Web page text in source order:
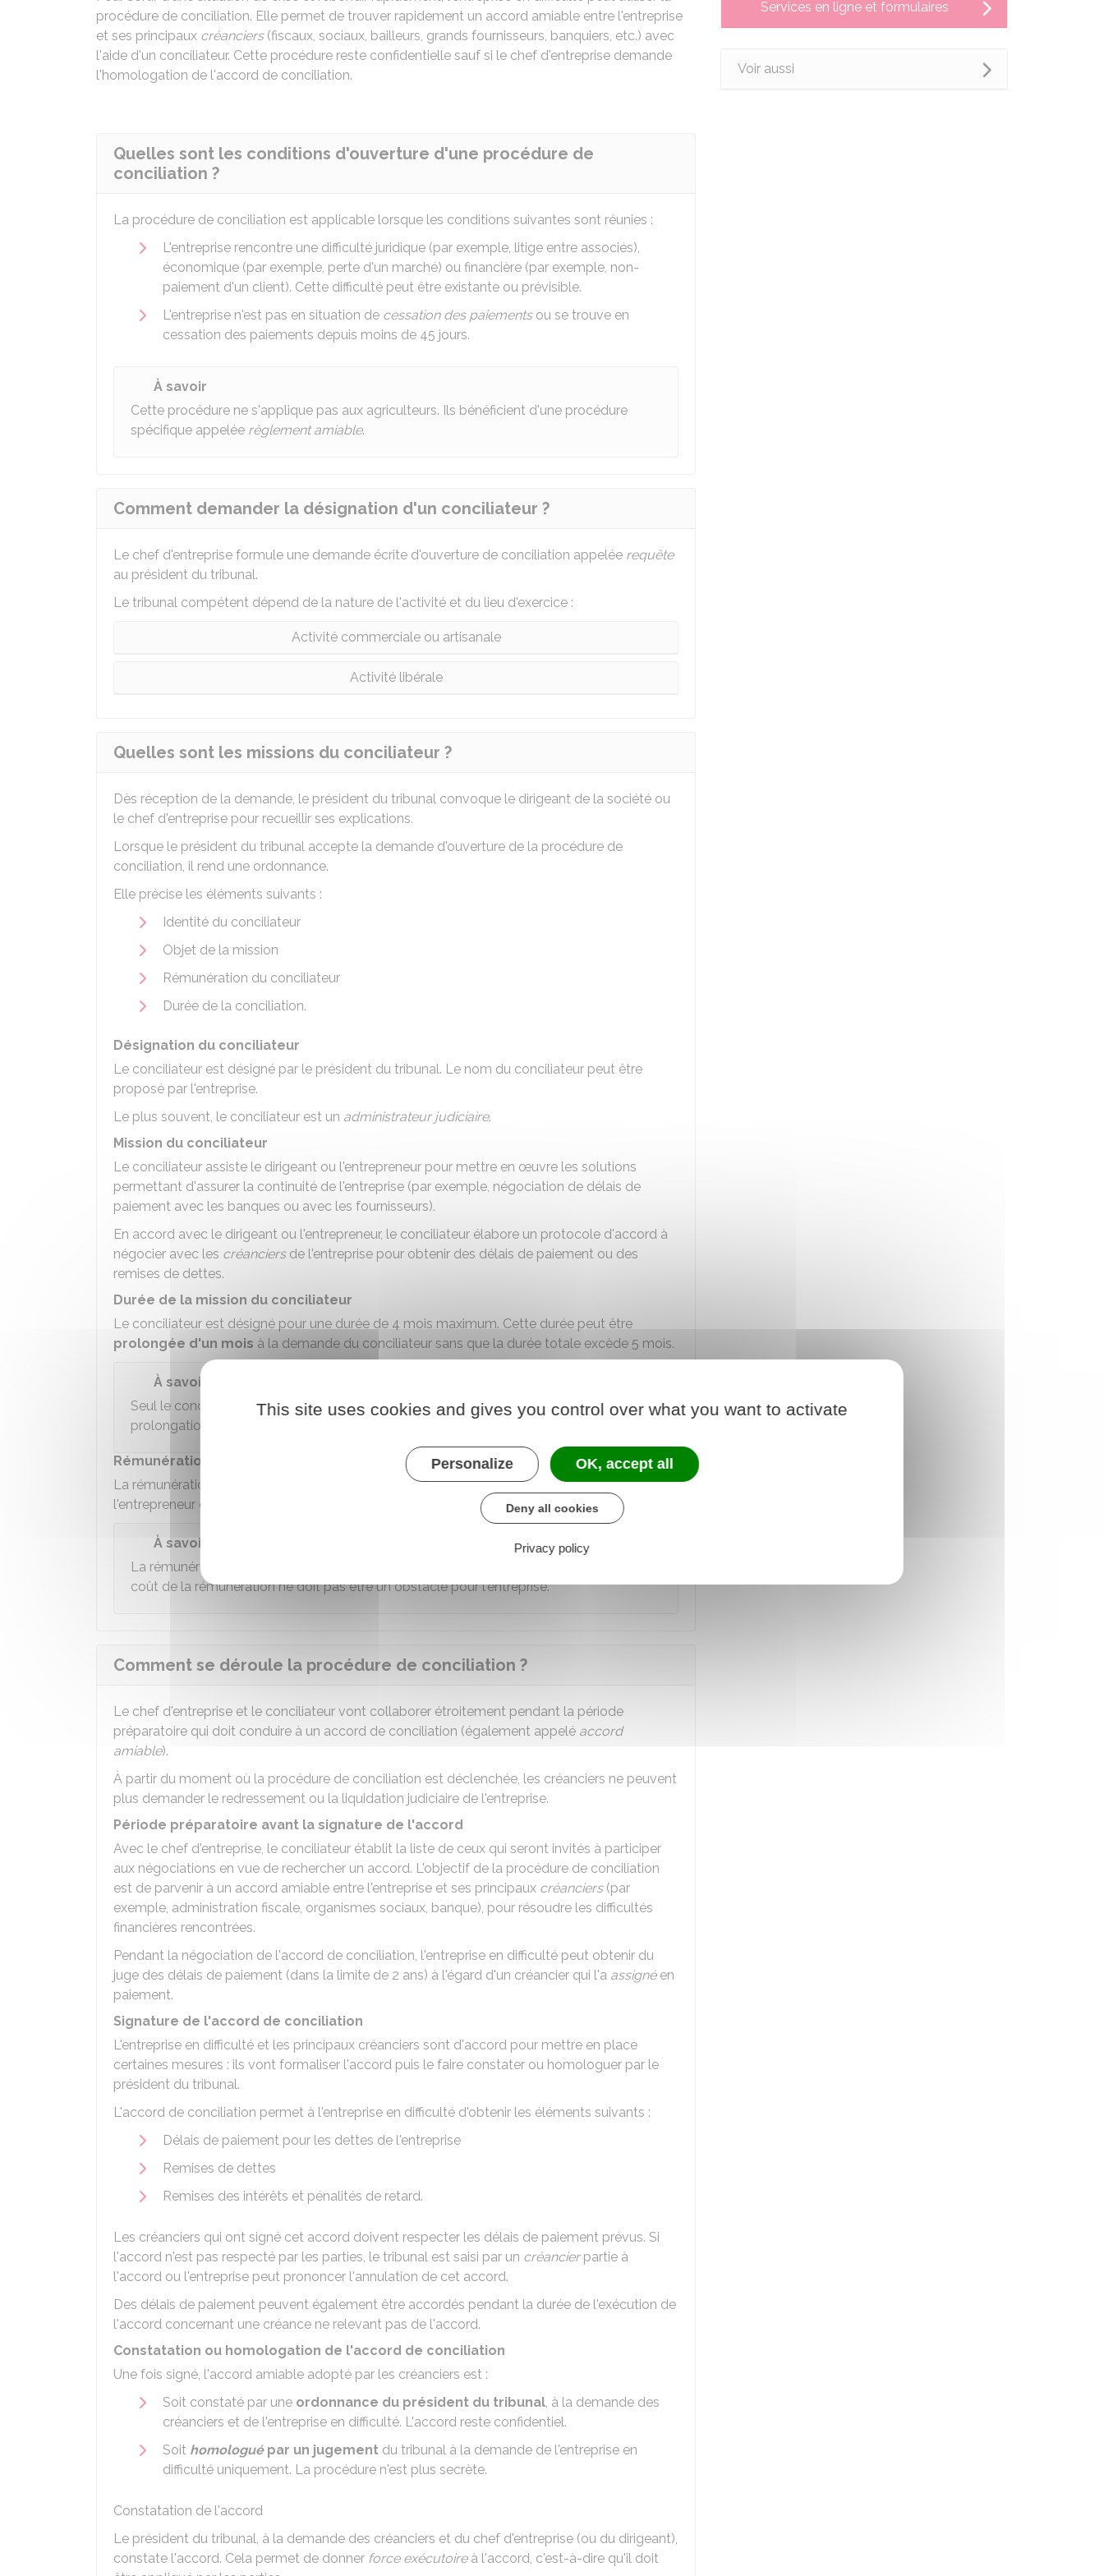
procédure de conciliation. Elle permet de trouver rapidement un accord amiable entre l'entreprise
et ses principaux créanciers(fiscaux, sociaux, bailleurs, grands fournisseurs, banquiers, etc.) avec
l'aide d'un conciliateur. Cette procédure reste confidentielle sauf si le chef d'entreprise demande
l'homologation de l'accord de conciliation.
Quelles sont les conditions d'ouverture d'une procédure de
conciliation ?
La procédure de conciliation est applicable lorsque les conditions suivantes sont réunies :
L'entreprise rencontre une difficulté juridique (par exemple, litige entre associés),
économique (par exemple, perte d'un marché) ou financière (par exemple, non-
paiement d'un client). Cette difficulté peut être existante ou prévisible.
L'entreprise n'est pas en situation de cessation des paiementsou se trouve en
cessation des paiements depuis moins de 45 jours.
À savoir
Cette procédure ne s'applique pas aux agriculteurs. Ils bénéficient d'une procédure
spécifique appelée règlement amiable.
Comment demander la désignation d'un conciliateur ?
Le chef d'entreprise formule une demande écrite d'ouverture de conciliation appelée requête
au président du tribunal.
Le tribunal compétent dépend de la nature de l'activité et du lieu d'exercice :
Activité commerciale ou artisanale
Activité libérale
Quelles sont les missions du conciliateur ?
Dès réception de la demande, le président du tribunal convoque le dirigeant de la société ou
le chef d'entreprise pour recueillir ses explications.
Lorsque le président du tribunal accepte la demande d'ouverture de la procédure de
conciliation, il rend une ordonnance.
Elle précise les éléments suivants :
Identité du conciliateur
Objet de la mission
Rémunération du conciliateur
Durée de la conciliation.
Désignation du conciliateur
Le conciliateur est désigné par le président du tribunal. Le nom du conciliateur peut être
proposé par l'entreprise.
Le plus souvent, le conciliateur est un administrateur judiciaire.
Mission du conciliateur
Le conciliateur assiste le dirigeant ou l'entrepreneur pour mettre en œuvre les solutions
permettant d'assurer la continuité de l'entreprise (par exemple, négociation de délais de
paiement avec les banques ou avec les fournisseurs).
En accord avec le dirigeant ou l'entrepreneur, le conciliateur élabore un protocole d'accord à
négocier avec les créanciersde l'entreprise pour obtenir des délais de paiement ou des
remises de dettes.
Durée de la mission du conciliateur
Le conciliateur est désigné pour une durée de 4 mois maximum. Cette durée peut être
prolongée d'un mois à la demande du conciliateur sans que la durée totale excède 5 mois.
À savoir
Seul le conciliateur a la possibilité de demander au président du tribunal une
prolongation de sa mission.
Rémunération du conciliateur
La rémunération du conciliateur est à la charge de l'entreprise. Elle est fixée en accord avec
l'entrepreneur ou le dirigeant.
À savoir
La rémunération du conciliateur est établie en fonction de la taille de l'entreprise. Le
coût de la rémunération ne doit pas être un obstacle pour l'entreprise.
Comment se déroule la procédure de conciliation ?
Le chef d'entreprise et le conciliateur vont collaborer étroitement pendant la période
préparatoire qui doit conduire à un accord de conciliation (également appelé accord
amiable).
À partir du moment où la procédure de conciliation est déclenchée, les créanciers ne peuvent
plus demander le redressement ou la liquidation judiciaire de l'entreprise.
Période préparatoire avant la signature de l'accord
Avec le chef d'entreprise, le conciliateur établit la liste de ceux qui seront invités à participer
aux négociations en vue de rechercher un accord. L'objectif de la procédure de conciliation
est de parvenir à un accord amiable entre l'entreprise et ses principaux créanciers(par
exemple, administration fiscale, organismes sociaux, banque), pour résoudre les difficultés
financières rencontrées.
Pendant la négociation de l'accord de conciliation, l'entreprise en difficulté peut obtenir du
juge des délais de paiement (dans la limite de 2 ans) à l'égard d'un créancier qui l'a assignéen
paiement.
Signature de l'accord de conciliation
L'entreprise en difficulté et les principaux créanciers sont d'accord pour mettre en place
certaines mesures : ils vont formaliser l'accord puis le faire constater ou homologuer par le
président du tribunal.
L'accord de conciliation permet à l'entreprise en difficulté d'obtenir les éléments suivants :
Délais de paiement pour les dettes de l'entreprise
Remises de dettes
Remises des intérêts et pénalités de retard.
Les créanciers qui ont signé cet accord doivent respecter les délais de paiement prévus. Si
l'accord n'est pas respecté par les parties, le tribunal est saisi par un créancierpartie à
l'accord ou l'entreprise peut prononcer l'annulation de cet accord.
Des délais de paiement peuvent également être accordés pendant la durée de l'exécution de
l'accord concernant une créance ne relevant pas de l'accord.
Constatation ou homologation de l'accord de conciliation
Une fois signé, l'accord amiable adopté par les créanciers est :
Soit constaté par une ordonnance du président du tribunal, à la demande des
créanciers et de l'entreprise en difficulté. L'accord reste confidentiel.
Soit homologuépar un jugement du tribunal à la demande de l'entreprise en
difficulté uniquement. La procédure n'est plus secrète.
Constatation de l'accord
Le président du tribunal, à la demande des créanciers et du chef d'entreprise (ou du dirigeant),
constate l'accord. Cela permet de donner force exécutoireà l'accord, c'est-à-dire qu'il doit
Services en ligne et formulaires
Voir aussi
This site uses cookies and gives you control over what you want to activate
Personalize OK, accept all
Deny all cookies
Privacy policy